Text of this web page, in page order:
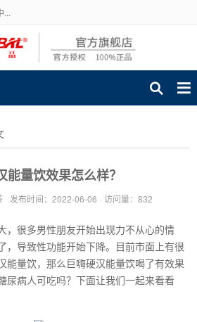
...
能量饮效果怎么样？
发布时间：2022-06-06 访问量：832
，很多男性朋友开始出现力不从心的情
，导致性功能开始下降。目前市面上有很
能量饮，那么巨嗨硬汉能量饮喝了有效果
尿病人可吃吗？下面让我们一起来看看